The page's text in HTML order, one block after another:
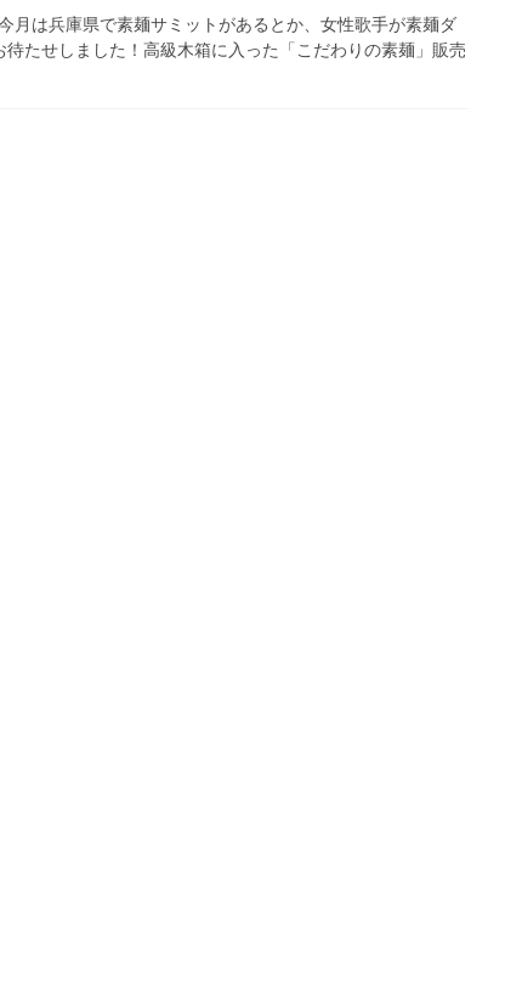
月は兵庫県で素麺サミットがあるとか、女性歌手が素麺ダ
たせしました！高級木箱に入った「こだわりの素麺」販売